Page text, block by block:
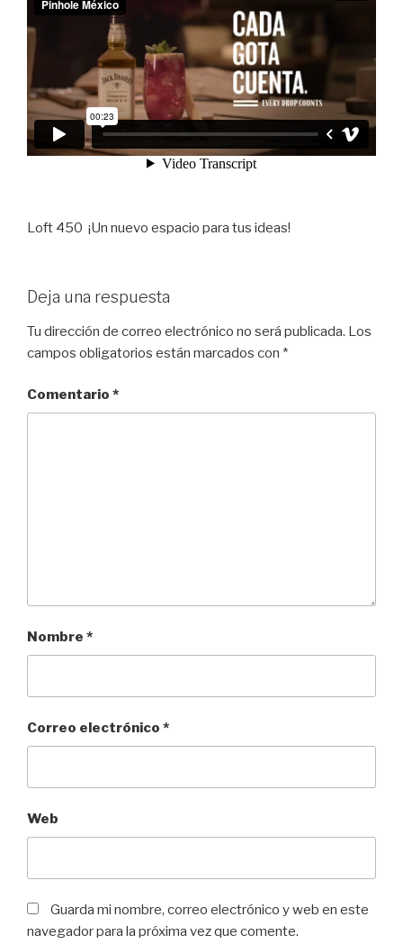
Loft 450 ¡Un nuevo espacio para tus ideas!
Deja una respuesta
Tu dirección de correo electrónico no será publicada. Los
campos obligatorios están marcados con *
Comentario *
Nombre *
Correo electrónico *
Web
Guarda mi nombre, correo electrónico y web en este
navegador para la próxima vez que comente.